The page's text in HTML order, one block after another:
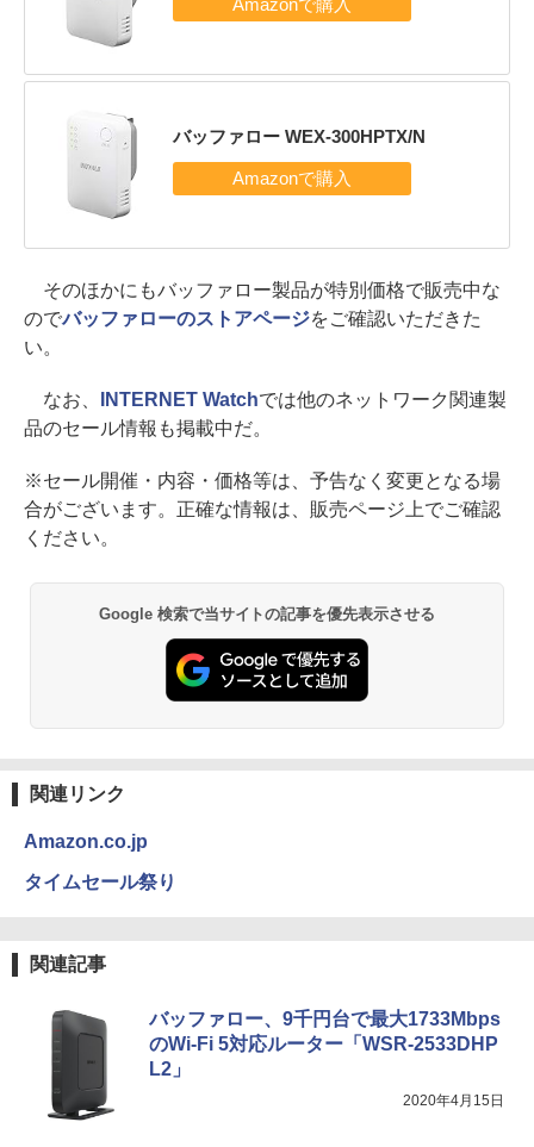
バッファロー WEX-300HPTX/N
そのほかにもバッファロー製品が特別価格で販売中な
のでバッファローのストアページをご確認いただきた
い。
なお、 INTERNET Watchでは他のネットワーク関連製
品のセール情報も掲載中だ。
※セール開催・内容・価格等は、予告なく変更となる場
合がございます。正確な情報は、販売ページ上でご確認
ください。
Google 検索で当サイトの記事を優先表示させる
関連リンク
Amazon.co.jp
タイムセール祭り
関連記事
バッファロー、9千円台で最大1733Mbps
のWi-Fi 5対応ルーター「WSR-2533DHP
L2」
2020年4月15日